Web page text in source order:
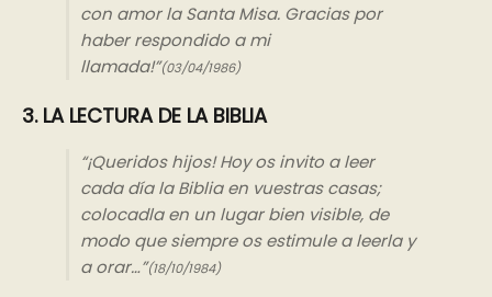
con amor la Santa Misa. Gracias por
haber respondido a mi
llamada!”(03/04/1986)
3. LA LECTURA DE LA BIBLIA
“¡Queridos hijos! Hoy os invito a leer
cada día la Biblia en vuestras casas;
colocadla en un lugar bien visible, de
modo que siempre os estimule a leerla y
a orar…”(18/10/1984)